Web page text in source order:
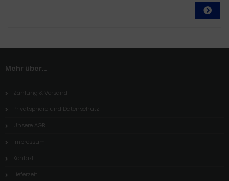
Mehr über...
Zahlung & Versand
Privatsphäre und Datenschutz
Unsere AGB
Impressum
Kontakt
Lieferzeit